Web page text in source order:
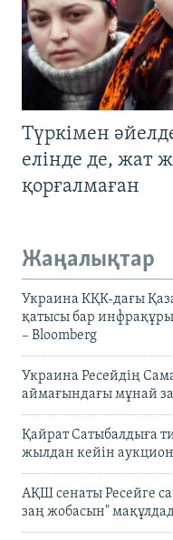
Түркімен
елінде де, жат
қорғалмаған
Жаңалықтар
Украина КҚК-дағы
қатысы бар
– Bloomberg
Украина Ресейдің
аймағындағы мұнай
Қайрат Сатыбалдыға
жылдан кейін
АҚШ сенаты Ресейге
заң жобасын"